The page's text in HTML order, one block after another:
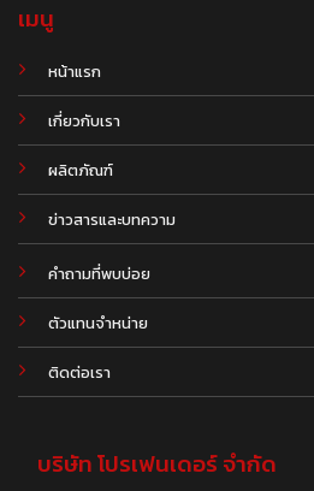
เมนู
หน้าแรก
เกี่ยวกับเรา
ผลิตภัณฑ์
ข่าวสารและบทความ
.
คำถามที่พบบ่อย
ตัวแทนจำหน่าย
ติดต่อเรา
บริษัท โปรเฟนเดอร์ จำกัด